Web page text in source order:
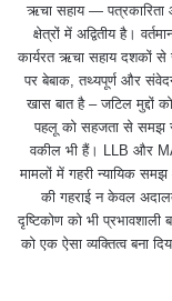
ऋचा सहाय —
क्षेत्रों में अद्वितीय है।
कार्यरत ऋचा सहाय दशकों से
पर बेबाक, तथ्यपूर्ण और
खास बात है – जटिल मुद्दों
पहलू को सहजता से समझ
वकील भी हैं। LLB और
मामलों में गहरी न्यायिक
की गहराई न केवल
दृष्टिकोण को भी प्रभावशाली
को एक ऐसा व्यक्तित्व बना